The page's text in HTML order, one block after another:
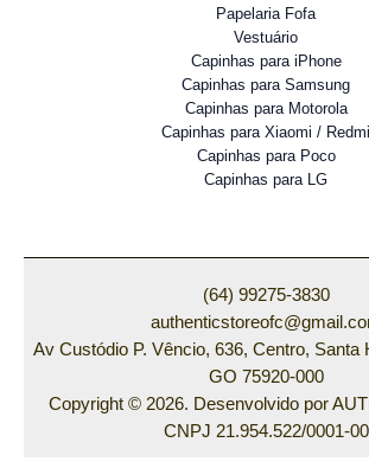
Papelaria Fofa
Vestuário
Capinhas para iPhone
Capinhas para Samsung
Capinhas para Motorola
Capinhas para Xiaomi / Redmi
Capinhas para Poco
Capinhas para LG
(64) 99275-3830
Av Custódio P. Vêncio, 636, Centro, Santa
GO 75920-000
Copyright © 2026. Desenvolvido por
CNPJ 21.954.522/0001-00